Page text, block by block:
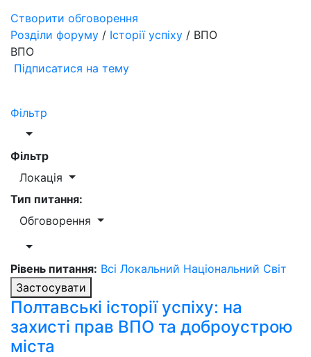
Створити обговорення
Розділи форуму / Історії успіху / ВПО
ВПО
Підписатися на тему
Фільтр
Фільтр
Локація
Тип питання:
Обговорення
Рівень питання: Всі Локальний Національний Світ
Застосувати
Полтавські історії успіху: на
захисті прав ВПО та доброустрою
міста